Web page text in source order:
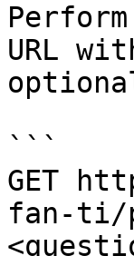
URL
```
GET
fan-ti/